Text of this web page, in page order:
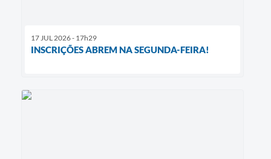
17 JUL 2026 - 17h29
INSCRIÇÕES ABREM NA SEGUNDA-FEIRA!